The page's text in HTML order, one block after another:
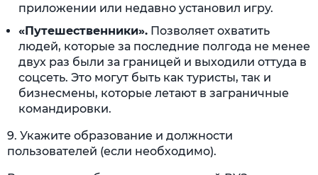
приложении или недавно установил игру.
«Путешественники». Позволяет охватить
людей, которые за последние полгода не менее
двух раз были за границей и выходили оттуда в
соцсеть. Это могут быть как туристы, так и
бизнесмены, которые летают в заграничные
командировки.
9. Укажите образование и должности
пользователей (если необходимо).